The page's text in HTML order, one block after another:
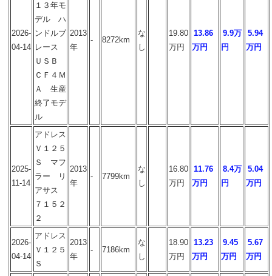
2026-
04-14
１３年モ
デル ハ
ンドルブ
レース
ＵＳＢ
ＣＦ４Ｍ
Ａ 生産
終了モデ
ル
2013
年
- 8272km
な
し
19.80
万円
13.86
万円
9.9万
円
5.94
万円
2025-
11-14
アドレス
Ｖ１２５
Ｓ マフ
ラー リ
アサス
７１５２
２
2013
年
- 7799km
な
し
16.80
万円
11.76
万円
8.4万
円
5.04
万円
2026-
04-14
アドレス
Ｖ１２５
Ｓ
2013
年
- 7186km
な
し
18.90
万円
13.23
万円
9.45
万円
5.67
万円